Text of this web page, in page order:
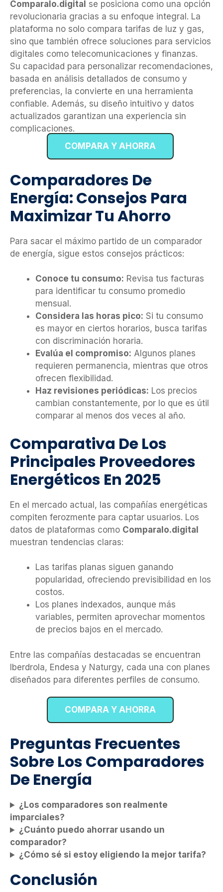
Comparalo.digital se posiciona como una opción
revolucionaria gracias a su enfoque integral. La
plataforma no solo compara tarifas de luz y gas,
sino que también ofrece soluciones para servicios
digitales como telecomunicaciones y finanzas.
Su capacidad para personalizar recomendaciones,
basada en análisis detallados de consumo y
preferencias, la convierte en una herramienta
confiable. Además, su diseño intuitivo y datos
actualizados garantizan una experiencia sin
complicaciones.
COMPARA Y AHORRA
Comparadores De
Energía: Consejos Para
Maximizar Tu Ahorro
Para sacar el máximo partido de un comparador
de energía, sigue estos consejos prácticos:
Conoce tu consumo: Revisa tus facturas
para identificar tu consumo promedio
mensual.
Considera las horas pico: Si tu consumo
es mayor en ciertos horarios, busca tarifas
con discriminación horaria.
Evalúa el compromiso: Algunos planes
requieren permanencia, mientras que otros
ofrecen flexibilidad.
Haz revisiones periódicas: Los precios
cambian constantemente, por lo que es útil
comparar al menos dos veces al año.
Comparativa De Los
Principales Proveedores
Energéticos En 2025
En el mercado actual, las compañías energéticas
compiten ferozmente para captar usuarios. Los
datos de plataformas como Comparalo.digital
muestran tendencias claras:
Las tarifas planas siguen ganando
popularidad, ofreciendo previsibilidad en los
costos.
Los planes indexados, aunque más
variables, permiten aprovechar momentos
de precios bajos en el mercado.
Entre las compañías destacadas se encuentran
Iberdrola, Endesa y Naturgy, cada una con planes
diseñados para diferentes perfiles de consumo.
COMPARA Y AHORRA
Preguntas Frecuentes
Sobre Los Comparadores
De Energía
¿Los comparadores son realmente
imparciales?
¿Cuánto puedo ahorrar usando un
comparador?
¿Cómo sé si estoy eligiendo la mejor tarifa?
Conclusión